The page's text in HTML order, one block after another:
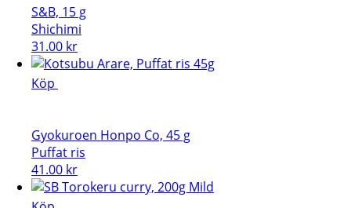
S&B, 15 g
Shichimi
31.00 kr
Köp
Gyokuroen Honpo Co, 45 g
Puffat ris
41.00 kr